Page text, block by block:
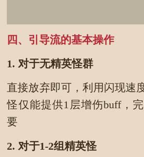
四、引导流的基本操作
1. 对于无精英怪群
直接放弃即可，利用闪现速
怪仅能提供1层增伤buff，
要
2. 对于1-2组精英怪